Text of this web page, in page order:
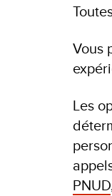
Vous
Les
PNUD